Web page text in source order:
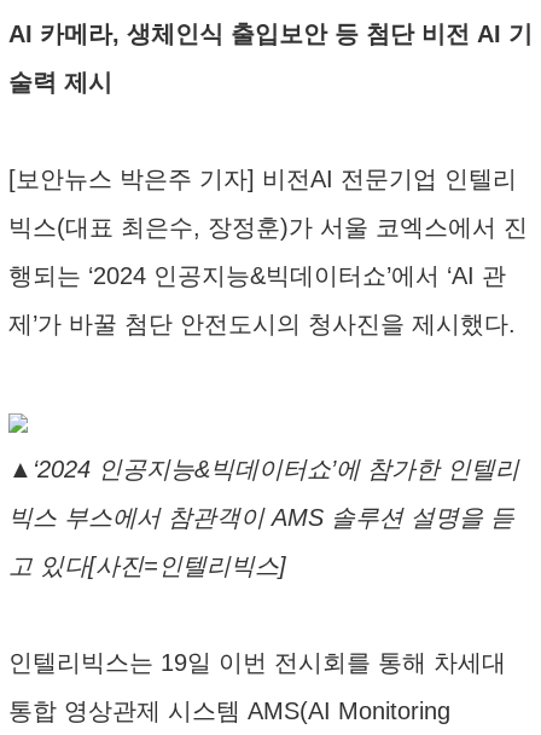
AI 카메라, 생체인식 출입보안 등 첨단 비전 AI 기
술력 제시
[보안뉴스 박은주 기자] 비전AI 전문기업 인텔리
빅스(대표 최은수, 장정훈)가 서울 코엑스에서 진
행되는 ‘2024 인공지능&빅데이터쇼’에서 ‘AI 관
제’가 바꿀 첨단 안전도시의 청사진을 제시했다.
▲‘2024 인공지능&빅데이터쇼’에 참가한 인텔리
빅스 부스에서 참관객이 AMS 솔루션 설명을 듣
고 있다[사진=인텔리빅스]
인텔리빅스는 19일 이번 전시회를 통해 차세대
통합 영상관제 시스템 AMS(AI Monitoring